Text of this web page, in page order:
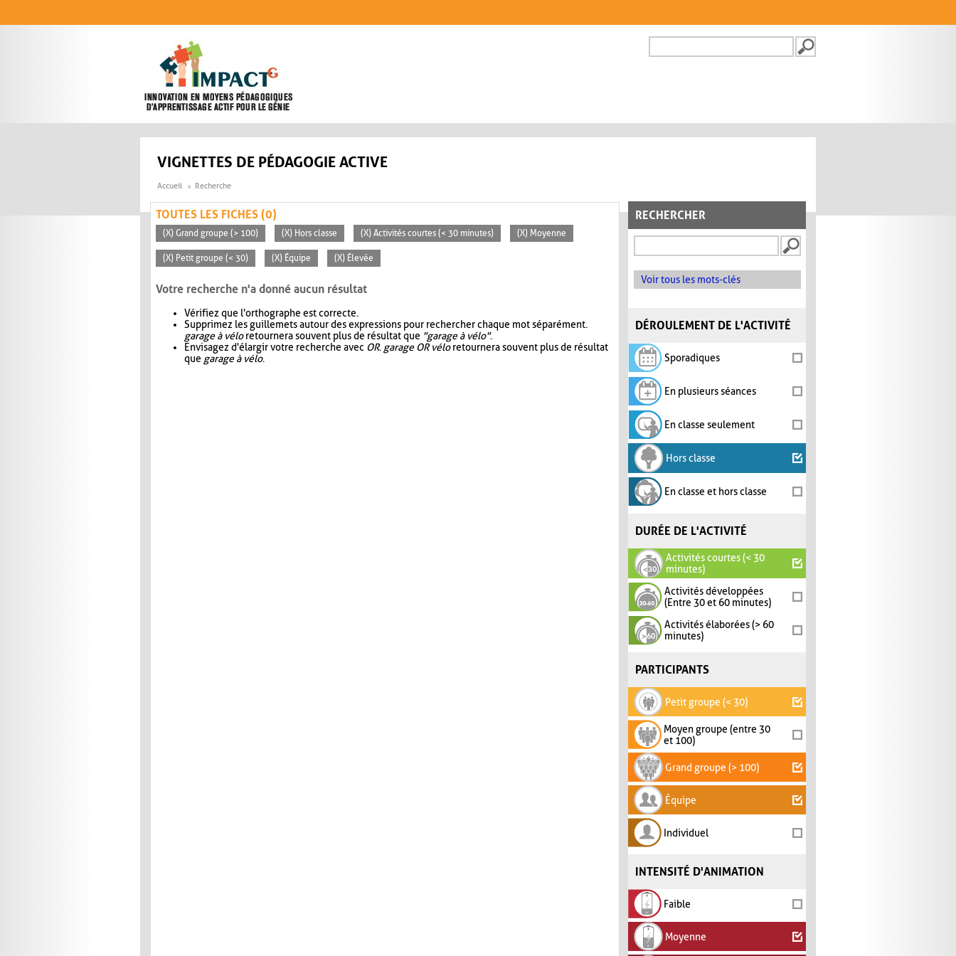
FORMULAIRE DE
VIGNETTES DE PÉDAGOGIE ACTIVE
Accueil Recherche
RECHERCHER
Voir tous les mots-clés
DÉROULEMENT DE L'ACTIVITÉ
Sporadiques
En plusieurs séances
En classe seulement
Hors classe
En classe et hors classe
DURÉE DE L'ACTIVITÉ
Activités courtes (< 30
minutes)
Activités développées
(Entre 30 et 60 minutes)
Activités élaborées (> 60
minutes)
PARTICIPANTS
Petit groupe (< 30)
Moyen groupe (entre 30
et 100)
Grand groupe (> 100)
Équipe
Individuel
INTENSITÉ D'ANIMATION
Faible
Moyenne
TOUTES LES FICHES (0)
(X) Grand groupe (> 100) (X) Hors classe (X) Activités courtes (< 30 minutes) (X) Moyenne
(X) Petit groupe (< 30) (X) Équipe (X) Élevée
Votre recherche n'a donné aucun résultat
Vérifiez que l'orthographe est correcte.
Supprimez les guillemets autour des expressions pour rechercher chaque mot séparément.
garage à véloretournera souvent plus de résultat que "garage à vélo".
Envisagez d'élargir votre recherche avec OR. garage OR véloretournera souvent plus de résultat
que garage à vélo.